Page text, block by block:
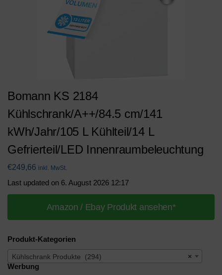
Bomann KS 2184
Kühlschrank/A++/84.5 cm/141
kWh/Jahr/105 L Kühlteil/14 L
Gefrierteil/LED Innenraumbeleuchtung
€249,66 inkl. MwSt.
Last updated on 6. August 2026 12:17
Amazon / Ebay Produkt ansehen*
Produkt-Kategorien
×
Kühlschrank Produkte (294)
Werbung